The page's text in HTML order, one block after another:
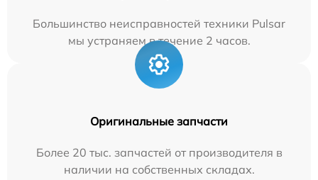
Большинство неисправностей техники Pulsar
мы устраняем в течение 2 часов.
Оригинальные запчасти
Более 20 тыс. запчастей от производителя в
наличии на собственных складах.